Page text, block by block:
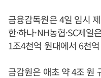
금융감독원은 4일 임시
한·하나·NH농협·SC제
1조4천억 원대에서 6천
금감원은 애초 약 4조 원